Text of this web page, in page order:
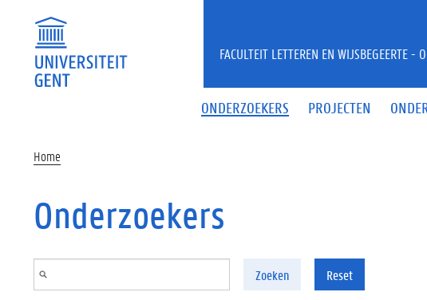
ONDERZOEKERS PROJECTEN
FACULTEIT LETTEREN EN WIJSBEGEERTE -
Home
Onderzoekers
Zoeken Reset